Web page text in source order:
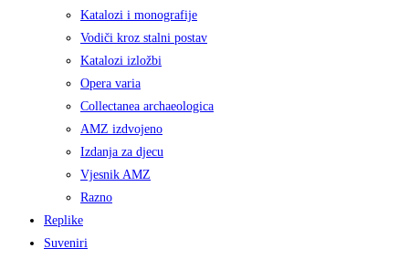
Katalozi i monografije
Vodiči kroz stalni postav
Katalozi izložbi
Opera varia
Collectanea archaeologica
AMZ izdvojeno
Izdanja za djecu
Vjesnik AMZ
Razno
Replike
Suveniri